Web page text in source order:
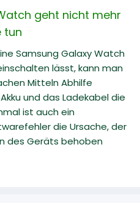
geht nicht mehr
tun
Samsung Galaxy Watch
lässt, kann man
Mitteln Abhilfe
und das Ladekabel die
ist auch ein
die Ursache, der
des Geräts behoben